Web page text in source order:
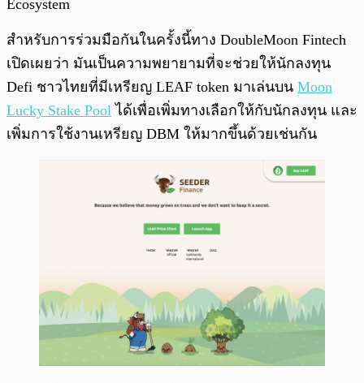
Ecosystem
สำหรับการร่วมมือกันในครั้งนี้ทาง DoubleMoon Fintech
เปิดเผยว่า มันเป็นความพยายามที่จะช่วยให้นักลงทุน
Defi ชาวไทยที่มีเหรียญ LEAF token มาเล่นบน Moon
Lucky Stake Pool ได้เพื่อเพิ่มทางเลือกให้กับนักลงทุน และ
เพิ่มการใช้งานเหรียญ DBM ให้มากขึ้นด้วยเช่นกัน